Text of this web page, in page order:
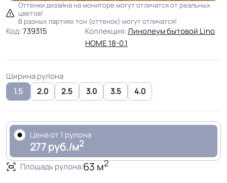
Оттенки дизайна на мониторе могут отличатся от реальных
цветов!
В разных партиях тон (оттенок) могут отличатся!
Код:739315 Коллекция:Линолеум бытовой Lino
HOME 18-0.1
Ширина рулона
1.5
2.0 2.5 3.0 3.5 4.0
Цена от 1 рулона
277 руб./м2
Площадь рулона:63 м2